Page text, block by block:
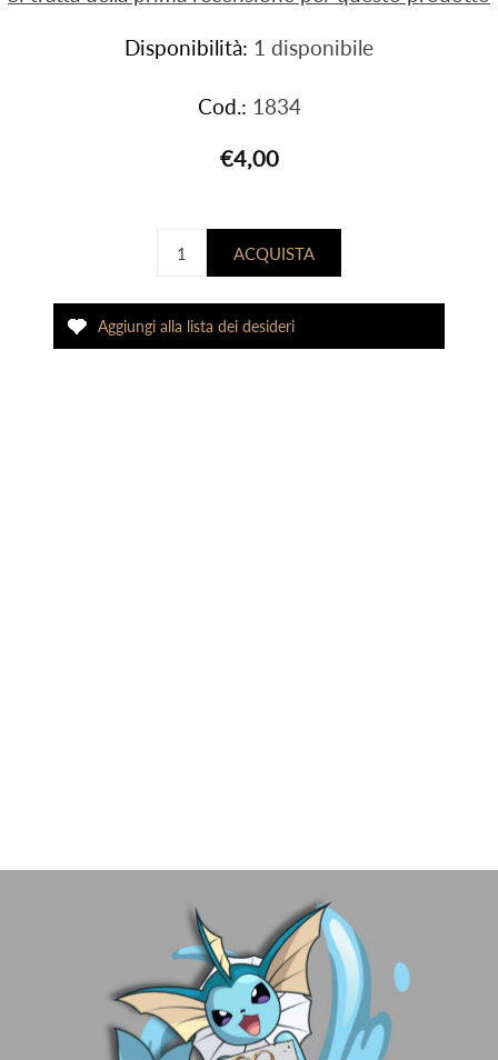
Disponibilità: 1 disponibile
Cod.: 1834
€4,00